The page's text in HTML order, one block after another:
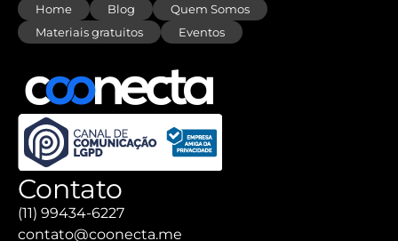
Home Blog
Quem Somos
Materiais gratuitos
Eventos
Contato
(11) 99434-6227
contato@coonecta.me